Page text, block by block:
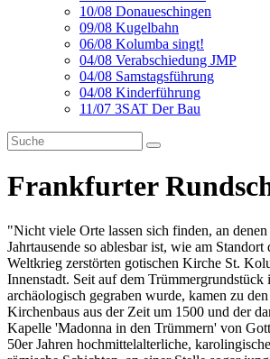
10/08 Donaueschingen
09/08 Kugelbahn
06/08 Kolumba singt!
04/08 Verabschiedung JMP
04/08 Samstagsführung
04/08 Kinderführung
11/07 3SAT Der Bau
Frankfurter
"Nicht viele Orte lassen sich finden, an
Jahrtausende so ablesbar ist, wie am
Weltkrieg zerstörten gotischen Kirche St.
Innenstadt. Seit auf dem Trümmergrundstück
archäologisch gegraben wurde, kamen zu
Kirchenbaus aus der Zeit um 1500 und der
Kapelle 'Madonna in den Trümmern' von
50er Jahren hochmittelalterliche,